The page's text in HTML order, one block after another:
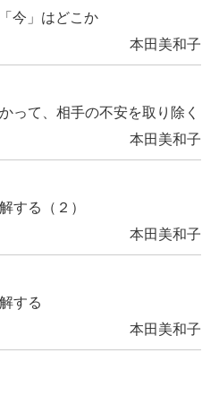
今」はどこか
本田美和子
って、相手の不安を取り除く
本田美和子
する（２）
本田美和子
する
本田美和子